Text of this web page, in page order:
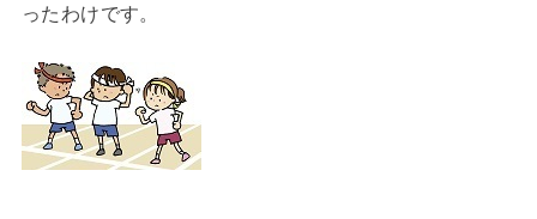
ったわけです。